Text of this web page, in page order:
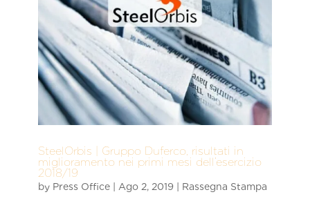
SteelOrbis | Gruppo Duferco, risultati in
miglioramento nei primi mesi dell’esercizio
2018/19
by Press Office| Ago 2, 2019| Rassegna Stampa